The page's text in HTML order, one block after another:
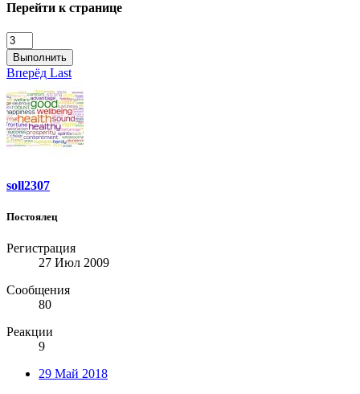
Перейти к странице
Выполнить
Вперёд Last
soll2307
Постоялец
Регистрация
27 Июл 2009
Сообщения
80
Реакции
9
29 Май 2018